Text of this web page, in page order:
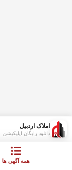
املاک اردبیل
دانلود رایگان اپلیکیشن
همه آگهی ها